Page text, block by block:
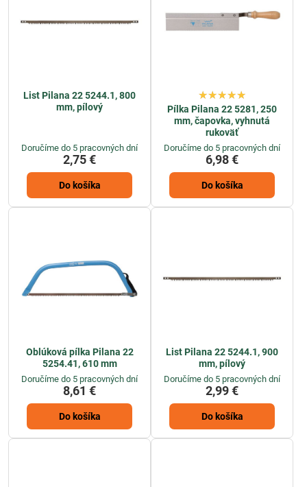
List Pilana 22 5244.1, 800
mm, pílový
Doručíme do 5 pracovných dní
2,75 €
Do košíka
Pílka Pilana 22 5281, 250
mm, čapovka, vyhnutá
rukoväť
Doručíme do 5 pracovných dní
6,98 €
Do košíka
Oblúková pílka Pilana 22
5254.41, 610 mm
Doručíme do 5 pracovných dní
8,61 €
Do košíka
List Pilana 22 5244.1, 900
mm, pílový
Doručíme do 5 pracovných dní
2,99 €
Do košíka